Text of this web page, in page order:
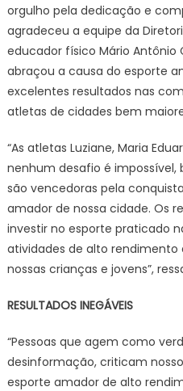
orgulho pela dedicação e
agradeceu a equipe da
educador físico Mário Antônio
abraçou a causa do esporte
excelentes resultados nas
atletas de cidades bem
“As atletas Luziane, Maria
nenhum desafio é
são vencedoras pela
amador de nossa cidade. Os
investir no esporte praticado
atividades de alto
nossas crianças e jovens”,
RESULTADOS INEGÁVEIS
“Pessoas que agem como
desinformação, criticam
esporte amador de alto